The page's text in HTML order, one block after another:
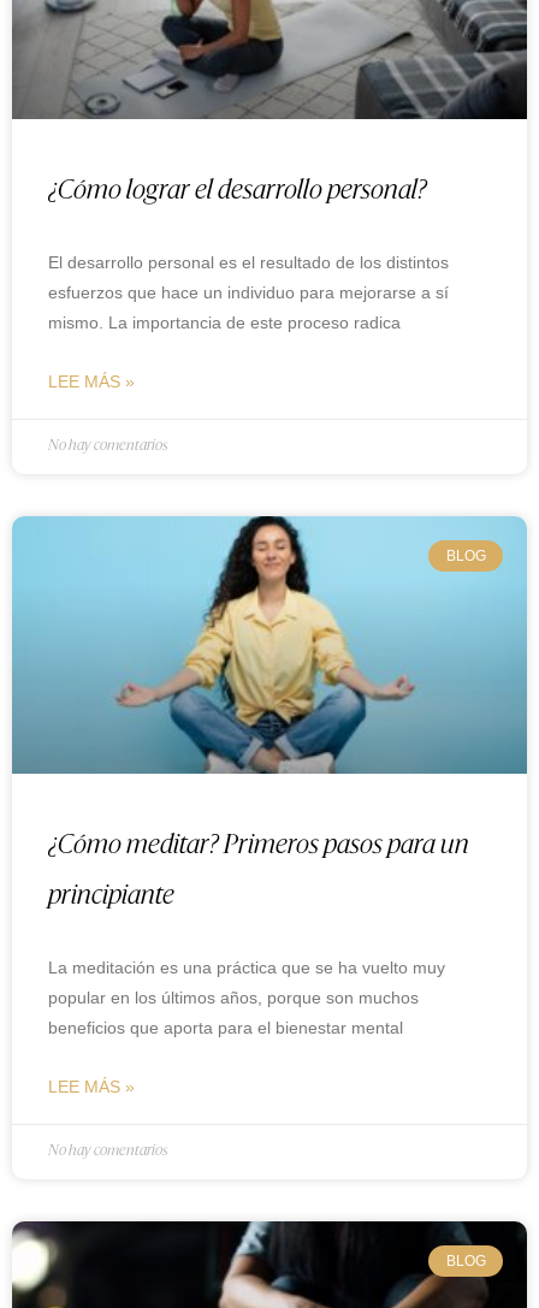
¿Cómo lograr el desarrollo personal?
El desarrollo personal es el resultado de los distintos
esfuerzos que hace un individuo para mejorarse a sí
mismo. La importancia de este proceso radica
LEE MÁS »
No hay comentarios
BLOG
¿Cómo meditar? Primeros pasos para un
principiante
La meditación es una práctica que se ha vuelto muy
popular en los últimos años, porque son muchos
beneficios que aporta para el bienestar mental
LEE MÁS »
No hay comentarios
BLOG